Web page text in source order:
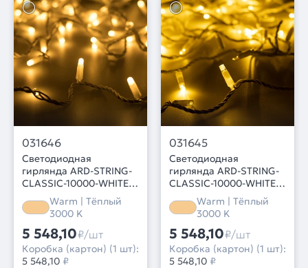
031646
Светодиодная
гирлянда ARD-STRING-
CLASSIC-10000-WHITE-
100LED-MILK-PULSE
Warm (230V, 7W)
(Ardecoled, IP65, 1 год)
Warm | Тёплый
3000 K
5 548,10₽/шт
Коробка (картон) (1 шт):
5 548,10 ₽
031645
Светодиодная
гирлянда ARD-STRING-
CLASSIC-10000-WHITE-
100LED-PULSE Warm
(230V, 7W) (Ardecoled,
IP65, 1 год)
Warm | Тёплый
3000 K
5 548,10₽/шт
Коробка (картон) (1 шт):
5 548,10 ₽